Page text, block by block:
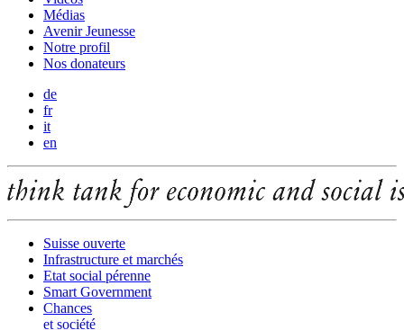
Médias
Avenir Jeunesse
Notre profil
Nos donateurs
de
fr
it
en
Suisse ouverte
Infrastructure et marchés
Etat social pérenne
Smart Government
Chances
et société